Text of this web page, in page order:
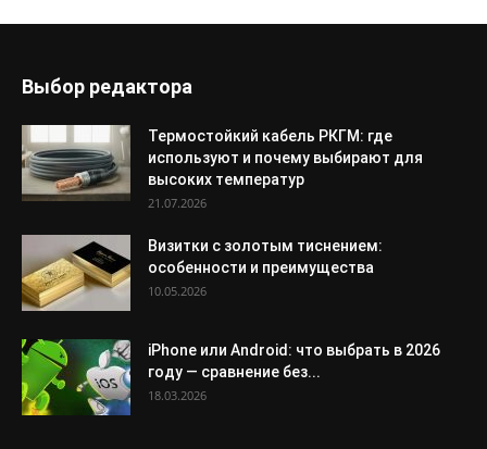
Выбор редактора
Термостойкий кабель РКГМ: где
используют и почему выбирают для
высоких температур
21.07.2026
Визитки с золотым тиснением:
особенности и преимущества
10.05.2026
iPhone или Android: что выбрать в 2026
году — сравнение без...
18.03.2026